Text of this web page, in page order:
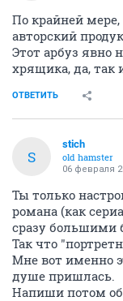
По крайней
авторский
Этот арбуз явно
хрящика, да, так
ОТВЕТИТЬ
S
stich
old hamster
06 февраля
Ты только
романа (как
сразу большими
Так что
Мне вот именно
душе пришлась.
Напиши потом